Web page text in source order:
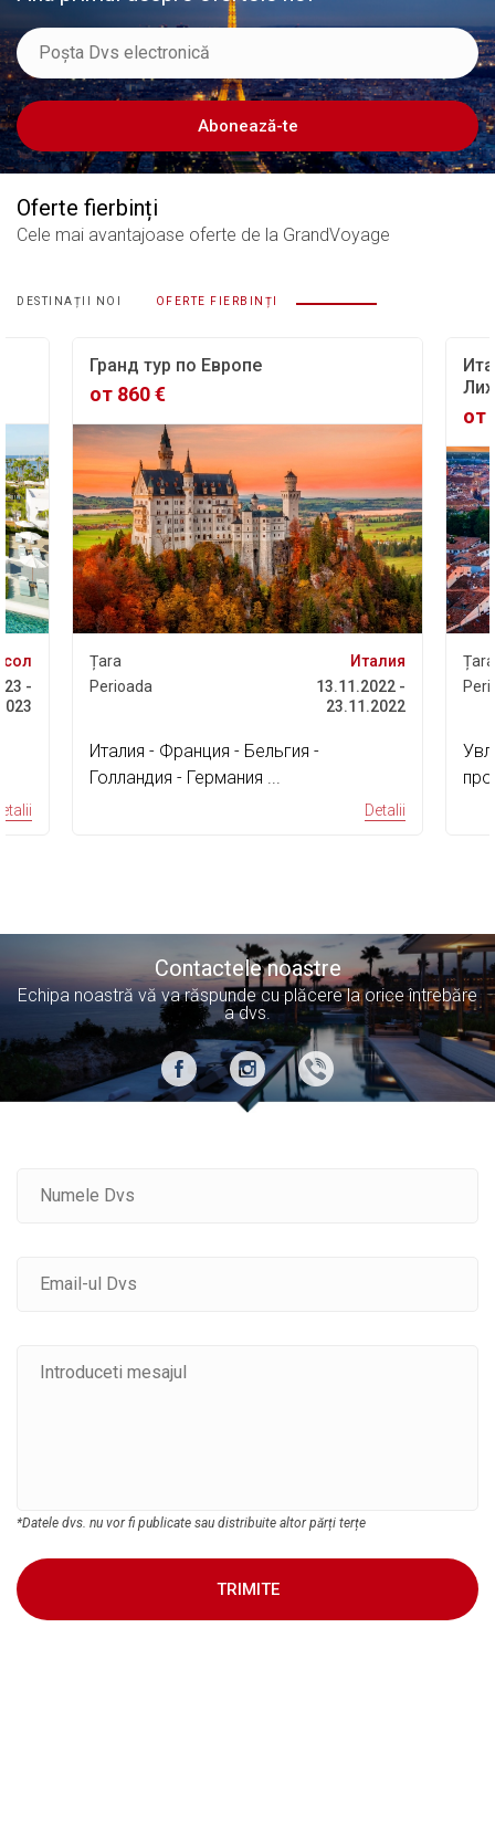
Abonează-te
Oferte fierbinți
Cele mai avantajoase oferte de la GrandVoyage
DESTINAȚII NOI OFERTE FIERBINȚI
-
Гранд тур по Европе
от 860 €
Țara
Италия
Perioada
13.11.2022 -
23.11.2022
Италия - Франция - Бельгия -
Голландия - Германия ...
Detalii
от
Țara
Contactele noastre
Echipa noastră vă va răspunde cu plăcere la orice întrebăre
a dvs.
*Datele dvs. nu vor fi publicate sau distribuite altor părți terțe
TRIMITE